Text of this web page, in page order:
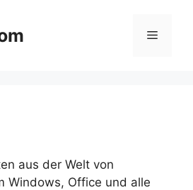
Menü
aus der Welt von
Windows, Office und alle